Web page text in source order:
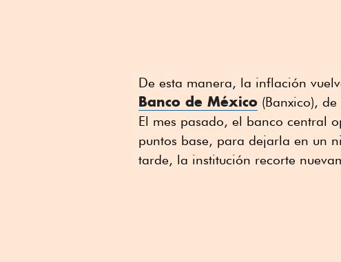
De esta manera, la inflación
Banco de México (Banxico),
El mes pasado, el banco central
puntos base, para dejarla en un
tarde, la institución recorte